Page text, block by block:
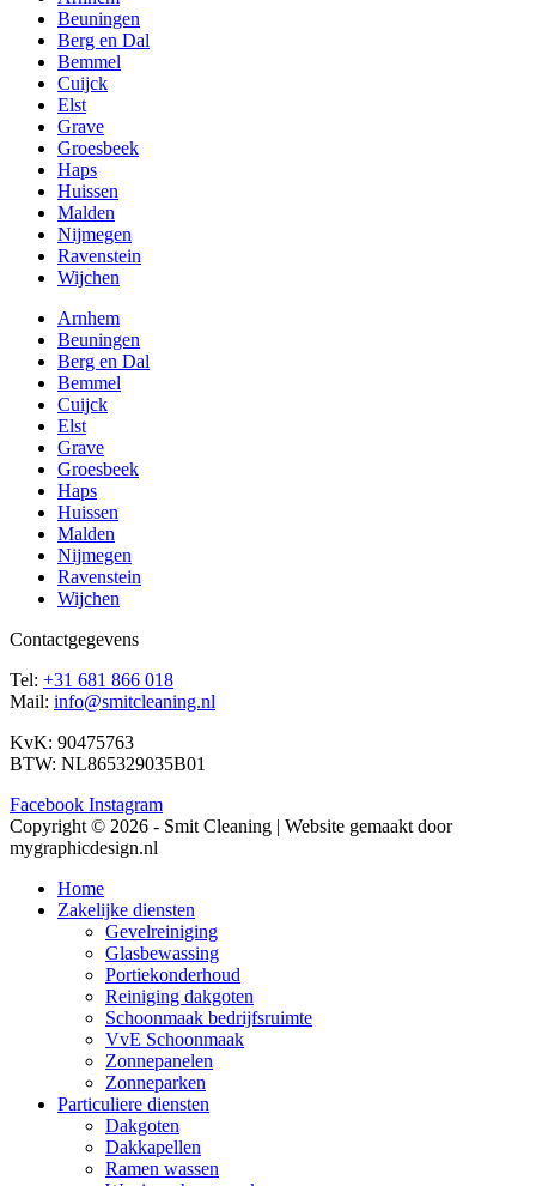
Beuningen
Berg en Dal
Bemmel
Cuijck
Elst
Grave
Groesbeek
Haps
Huissen
Malden
Nijmegen
Ravenstein
Wijchen
Arnhem
Beuningen
Berg en Dal
Bemmel
Cuijck
Elst
Grave
Groesbeek
Haps
Huissen
Malden
Nijmegen
Ravenstein
Wijchen
Contactgegevens
Tel: +31 681 866 018
Mail: info@smitcleaning.nl
KvK: 90475763
BTW: NL865329035B01
Facebook Instagram
Copyright © 2026 - Smit Cleaning | Website gemaakt door
mygraphicdesign.nl
Home
Zakelijke diensten
Gevelreiniging
Glasbewassing
Portiekonderhoud
Reiniging dakgoten
Schoonmaak bedrijfsruimte
VvE Schoonmaak
Zonnepanelen
Zonneparken
Particuliere diensten
Dakgoten
Dakkapellen
Ramen wassen